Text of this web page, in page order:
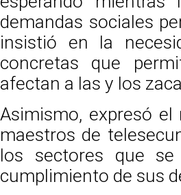
demandas sociales
insistió en la
concretas que
afectan a las y los
Asimismo, expresó
maestros de
los sectores que
cumplimiento de sus